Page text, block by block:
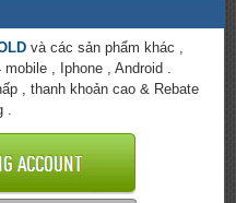
và các sản phẩm khác ,
, Iphone , Android .
, thanh khoản cao & Rebate
.